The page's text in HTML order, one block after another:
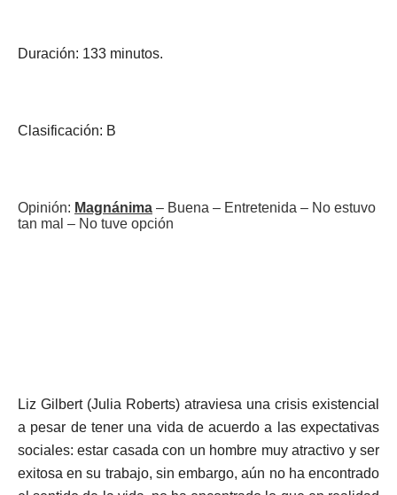
Duración: 133 minutos.
Clasificación: B
Opinión: Magnánima – Buena – Entretenida – No estuvo
tan mal – No tuve opción
Liz Gilbert (Julia Roberts) atraviesa una crisis existencial
a pesar de tener una vida de acuerdo a las expectativas
sociales: estar casada con un hombre muy atractivo y ser
exitosa en su trabajo, sin embargo, aún no ha encontrado